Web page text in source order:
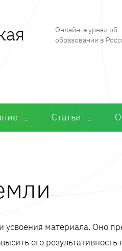
Онлайн-журнал об
образовании в
Статьи
материала. Оно
его